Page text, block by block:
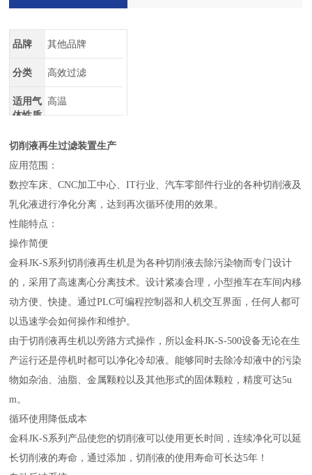
品牌 其他品牌
分类 高效过滤
适用气
体性质
高温
切削液再生过滤装置生产
应用范围：
数控车床、CNC加工中心、IT行业、汽车零部件行业的各种切削液及
乳化液进行净化分离，达到再次循环使用的效果。
性能特点：
操作简便
金科JK-S系列切削液再生机是为各种切削液去除污染物而专门设计
的，采用了高速离心分离技术。设计紧凑合理，小型推车在车间内移
动方便、快捷。通过PLC可编程控制器和人机交互界面，任何人都可
以迅速学会如何操作和维护。
由于切削液再生机以旁路方式操作，所以金科JK-S-500设备无论在生
产运行还是停机时都可以净化冷却液。能够同时去除冷却液中的污染
物如杂油、油脂、金属颗粒以及其他形式的固体颗粒，精度可达5u
m。
循环使用降低成本
金科JK-S系列产品使您的切削液可以使用更长时间，连续净化可以延
长切削液的寿命，通过添加，切削液的使用寿命可长达5年！